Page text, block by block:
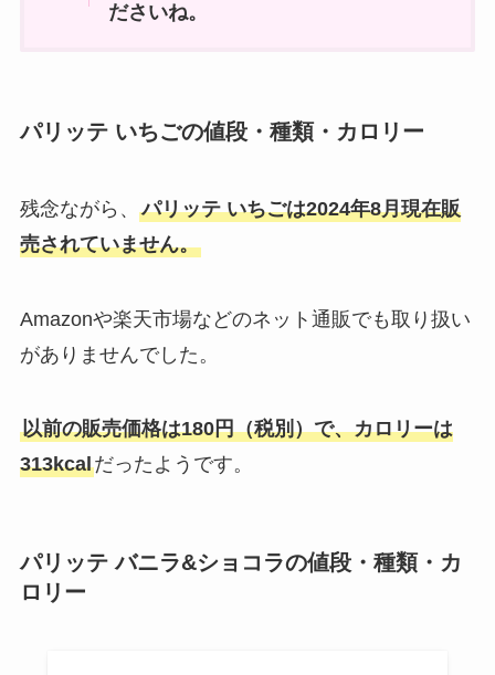
ださいね。
パリッテ いちごの値段・種類・カロリー
残念ながら、 パリッテ いちごは2024年8月現在販
売されていません。
Amazonや楽天市場などのネット通販でも取り扱い
がありませんでした。
以前の販売価格は180円（税別）で、カロリーは
313kcalだったようです。
パリッテ バニラ&ショコラの値段・種類・カ
ロリー